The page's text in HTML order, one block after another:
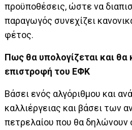
προϋποθέσεις, ώστε να
παραγωγός συνεχίζει
φέτος.
Πως θα υπολογίζεται και θα
επιστροφή του ΕΦΚ
Βάσει ενός αλγόριθμου και
καλλιέργειας και βάσει των
πετρελαίου που θα δηλώνουν